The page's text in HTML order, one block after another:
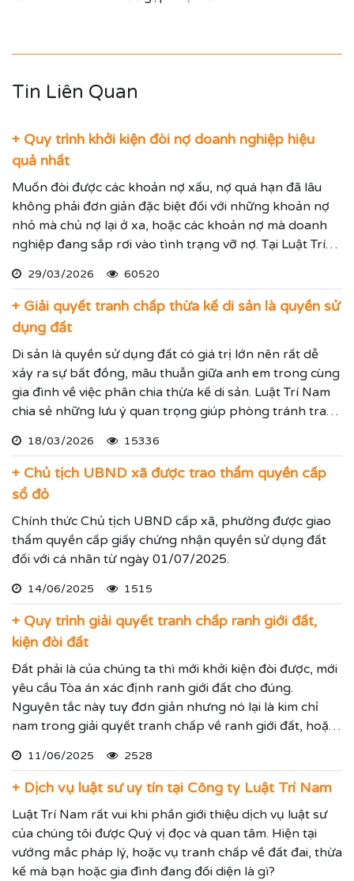
Tin Liên Quan
+ Quy trình khởi kiện đòi nợ doanh nghiệp hiệu
quả nhất
Muốn đòi được các khoản nợ xấu, nợ quá hạn đã lâu
không phải đơn giản đặc biệt đối với những khoản nợ
nhỏ mà chủ nợ lại ở xa, hoặc các khoản nợ mà doanh
nghiệp đang sắp rơi vào tình trạng vỡ nợ. Tại Luật Trí
quyết các tranh chấp kinh tế hiệu quả đảm bảo sẽ giúp
thực hiện các yêu cầu mà Quý vị đưa ra.
29/03/2026 60520
+ Giải quyết tranh chấp thừa kế di sản là quyền sử
dụng đất
Di sản là quyền sử dụng đất có giá trị lớn nên rất dễ
xảy ra sự bất đồng, mâu thuẫn giữa anh em trong cùng
gia đình về việc phân chia thừa kế di sản. Luật Trí Nam
chia sẻ những lưu ý quan trọng giúp phòng tránh tranh
18/03/2026 15336
+ Chủ tịch UBND xã được trao thẩm quyền cấp
sổ đỏ
Chính thức Chủ tịch UBND cấp xã, phường được giao
thẩm quyền cấp giấy chứng nhận quyền sử dụng đất
đối với cá nhân từ ngày 01/07/2025.
14/06/2025 1515
+ Quy trình giải quyết tranh chấp ranh giới đất,
kiện đòi đất
Đất phải là của chúng ta thì mới khởi kiện đòi được, mới
yêu cầu Tòa án xác định ranh giới đất cho đúng.
Nguyên tắc này tuy đơn giản nhưng nó lại là kim chỉ
nam trong giải quyết tranh chấp về ranh giới đất, hoặc
11/06/2025 2528
+ Dịch vụ luật sư uy tín tại Công ty Luật Trí Nam
Luật Trí Nam rất vui khi phần giới thiệu dịch vụ luật sư
của chúng tôi được Quý vị đọc và quan tâm. Hiện tại
vướng mắc pháp lý, hoặc vụ tranh chấp về đất đai, thừa
kế mà bạn hoặc gia đình đang đối diện là gì?